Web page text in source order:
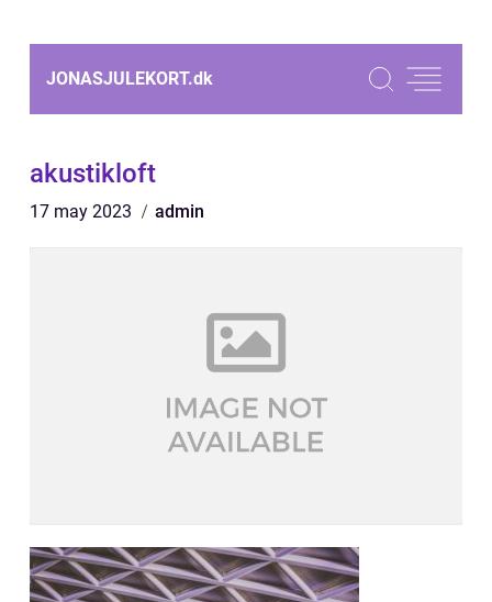
JONASJULEKORT.dk
akustikloft
17 may 2023 admin